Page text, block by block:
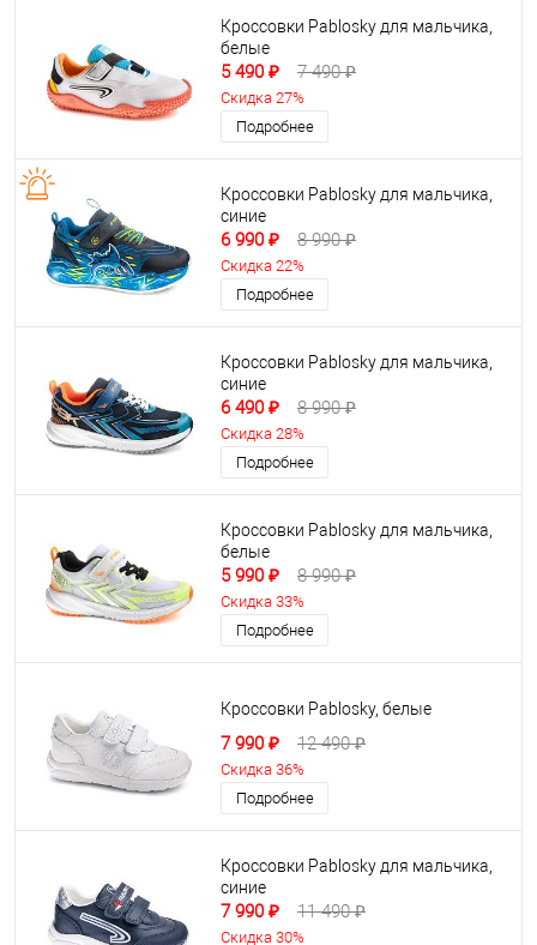
Кроссовки Pablosky для мальчика,
белые
5 490 ₽ 7 490 ₽
Скидка 27%
Подробнее
Кроссовки Pablosky для мальчика,
синие
6 990 ₽ 8 990 ₽
Скидка 22%
Подробнее
Кроссовки Pablosky для мальчика,
синие
6 490 ₽ 8 990 ₽
Скидка 28%
Подробнее
Кроссовки Pablosky для мальчика,
белые
5 990 ₽ 8 990 ₽
Скидка 33%
Подробнее
Кроссовки Pablosky, белые
7 990 ₽ 12 490 ₽
Скидка 36%
Подробнее
Кроссовки Pablosky для мальчика,
синие
7 990 ₽ 11 490 ₽
Скидка 30%